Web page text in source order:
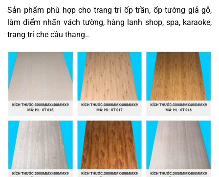
Sản phẩm phù hợp cho trang trí ốp trần, ốp tường giả gỗ,
làm điểm nhấn vách tường, hàng lanh shop, spa, karaoke,
trang trí che cầu thang..